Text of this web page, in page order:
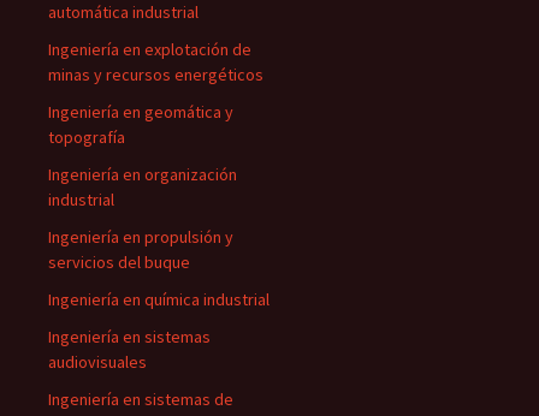
automática industrial
Ingeniería en explotación de
minas y recursos energéticos
Ingeniería en geomática y
topografía
Ingeniería en organización
industrial
Ingeniería en propulsión y
servicios del buque
Ingeniería en química industrial
Ingeniería en sistemas
audiovisuales
Ingeniería en sistemas de